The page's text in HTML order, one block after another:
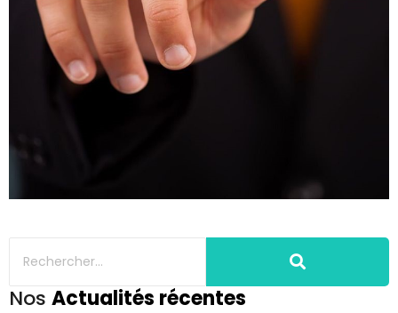
Nos Actualités récentes